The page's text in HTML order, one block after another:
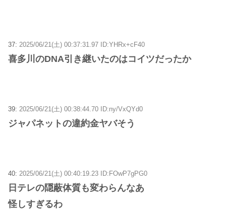
37: 2025/06/21(土) 00:37:31.97 ID:YHRx+cF40
喜多川のDNA引き継いたのはコイツだったか
39: 2025/06/21(土) 00:38:44.70 ID:ny/VxQYd0
ジャパネットの違約金ヤバそう
40: 2025/06/21(土) 00:40:19.23 ID:FOwP7gPG0
日テレの隠蔽体質も変わらんなあ
怪しすぎるわ